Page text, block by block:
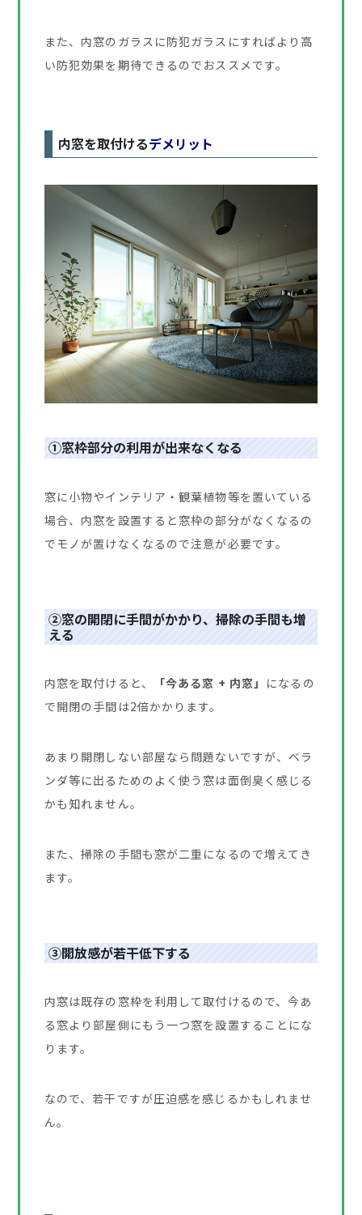
また、内窓のガラスに防犯ガラスにすればより高
い防犯効果を期待できるのでおススメです。
内窓を取付けるデメリット
①窓枠部分の利用が出来なくなる
窓に小物やインテリア・観葉植物等を置いている
場合、内窓を設置すると窓枠の部分がなくなるの
でモノが置けなくなるので注意が必要です。
②窓の開閉に手間がかかり、掃除の手間も増
える
内窓を取付けると、 「今ある窓 + 内窓」 になるの
で開閉の手間は2倍かかります。
あまり開閉しない部屋なら問題ないですが、ベラ
ンダ等に出るためのよく使う窓は面倒臭く感じる
かも知れません。
また、掃除の手間も窓が二重になるので増えてき
ます。
③開放感が若干低下する
内窓は既存の窓枠を利用して取付けるので、今あ
る窓より部屋側にもう一つ窓を設置することにな
ります。
なので、若干ですが圧迫感を感じるかもしれませ
ん。